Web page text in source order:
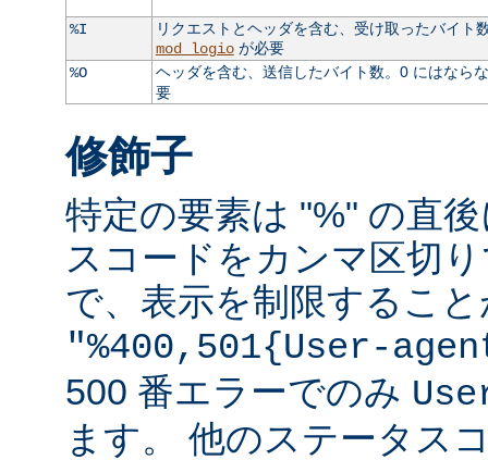
%I
リクエストとヘッダを含む、受け取ったバイ
mod_logioが必要
%O
ヘッダを含む、送信したバイト数。0 にはなら
要
修飾子
特定の要素は "%" の直
スコードをカンマ区切
で、表示を制限するこ
"%400,501{User-
500 番エラーでのみ
ます。 他のステータス